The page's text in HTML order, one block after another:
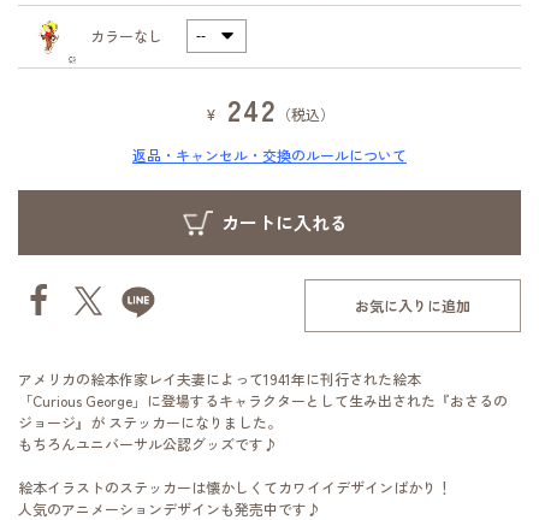
カラーなし
¥ 242 （税込）
返品・キャンセル・交換のルールについて
お気に入りに追加
アメリカの絵本作家レイ夫妻によって1941年に刊行された絵本
「Curious George」に登場するキャラクターとして生み出された『おさるの
ジョージ』が ステッカーになりました。
もちろんユニバーサル公認グッズです♪
絵本イラストのステッカーは懐かしくてカワイイデザインばかり！
人気のアニメーションデザインも発売中です♪